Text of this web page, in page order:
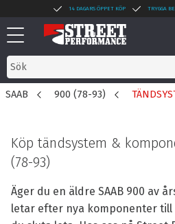
Meny
14 DAGARS ÖPPET KÖP TRYGGA
SAAB 900 (78-93)
Köp tändsystem &
(78-93)
Äger du en äldre SAAB 900 av
letar efter nya komponenter till